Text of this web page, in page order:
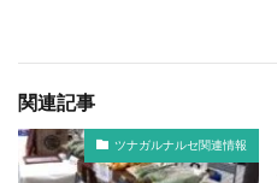
関連記事
ツナガルナルセ関連情報